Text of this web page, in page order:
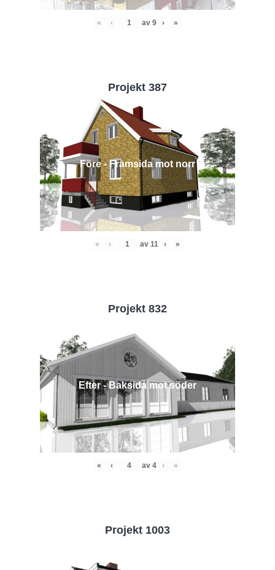
« ‹ av 9 › »
Projekt 387
Före - Framsida mot norr
« ‹ av 11 › »
Projekt 832
Efter - Baksida mot söder
« ‹ av 4 › »
Projekt 1003